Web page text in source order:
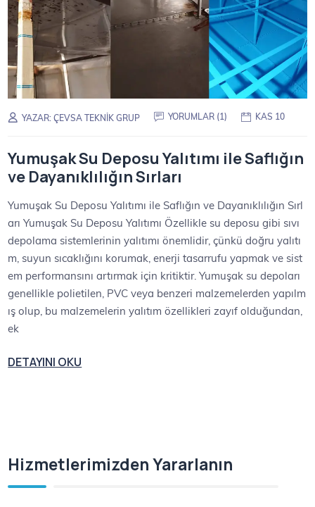
YAZAR:ÇEVSA TEKNIK GRUP YORUMLAR (1) KAS 10
Yumuşak Su Deposu Yalıtımı ile Saflığın
ve Dayanıklılığın Sırları
Yumuşak Su Deposu Yalıtımı ile Saflığın ve Dayanıklılığın Sırl
arı Yumuşak Su Deposu Yalıtımı Özellikle su deposu gibi sıvı
depolama sistemlerinin yalıtımı önemlidir, çünkü doğru yalıtı
m, suyun sıcaklığını korumak, enerji tasarrufu yapmak ve sist
em performansını artırmak için kritiktir. Yumuşak su depoları
genellikle polietilen, PVC veya benzeri malzemelerden yapılm
ış olup, bu malzemelerin yalıtım özellikleri zayıf olduğundan,
ek
DETAYINI OKU
Hizmetlerimizden Yararlanın